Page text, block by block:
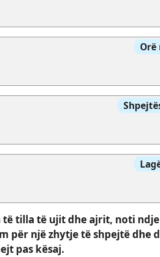
tilla të ujit dhe ajrit, noti
për një zhytje të shpejtë dhe
pas kësaj.